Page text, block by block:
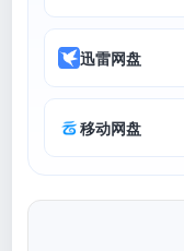
迅雷网盘
移动网盘